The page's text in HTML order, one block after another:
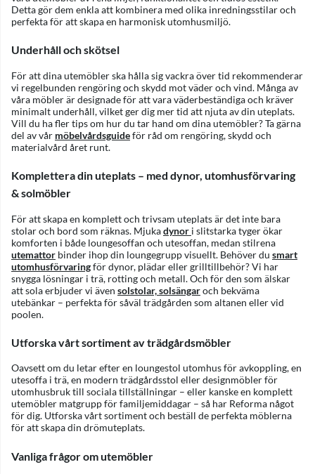
Detta gör dem enkla att kombinera med olika inredningsstilar och
perfekta för att skapa en harmonisk utomhusmiljö.
Underhåll och skötsel
För att dina utemöbler ska hålla sig vackra över tid rekommenderar
vi regelbunden rengöring och skydd mot väder och vind. Många av
våra möbler är designade för att vara väderbeständiga och kräver
minimalt underhåll, vilket ger dig mer tid att njuta av din uteplats.
Vill du ha fler tips om hur du tar hand om dina utemöbler? Ta gärna
del av vår möbelvårdsguideför råd om rengöring, skydd och
materialvård året runt.
Komplettera din uteplats – med dynor, utomhusförvaring
& solmöbler
För att skapa en komplett och trivsam uteplats är det inte bara
stolar och bord som räknas. Mjukadynor i slitstarka tyger ökar
komforten i både loungesoffan och utesoffan, medan stilrena
utemattor binder ihop din loungegrupp visuellt. Behöver du smart
utomhusförvaringför dynor, plädar eller grilltillbehör? Vi har
snygga lösningar i trä, rotting och metall. Och för den som älskar
att sola erbjuder vi även solstolar, solsängaroch bekväma
utebänkar – perfekta för såväl trädgården som altanen eller vid
poolen.
Utforska vårt sortiment av trädgårdsmöbler
Oavsett om du letar efter en loungestol utomhus för avkoppling, en
utesoffa i trä, en modern trädgårdsstol eller designmöbler för
utomhusbruk till sociala tillställningar – eller kanske en komplett
utemöbler matgrupp för familjemiddagar – så har Reforma något
för dig. Utforska vårt sortiment och beställ de perfekta möblerna
för att skapa din drömuteplats.
Vanliga frågor om utemöbler